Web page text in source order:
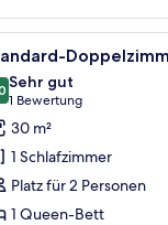
Twin) |
6
von 10
Sehr gut
1 Bewertung
(1
Bewertung)
30 m²
1 Schlafzimmer
Platz für 2 Personen
1 Queen-Bett